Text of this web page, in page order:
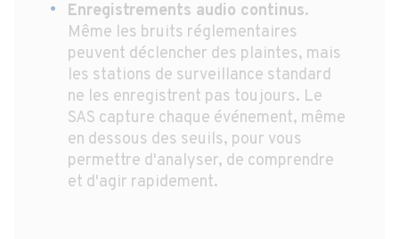
Enregistrements audio continus.
Même les bruits réglementaires
peuvent déclencher des plaintes, mais
les stations de surveillance standard
ne les enregistrent pas toujours. Le
SAS capture chaque événement, même
en dessous des seuils, pour vous
permettre d'analyser, de comprendre
et d'agir rapidement.